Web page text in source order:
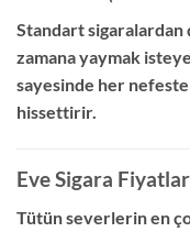
Standart sigaralardan
zamana yaymak
sayesinde her
hissettirir.
Eve Sigara
Tütün severlerin en